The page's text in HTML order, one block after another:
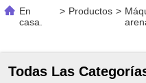
En
casa.
> Productos >
Todas Las